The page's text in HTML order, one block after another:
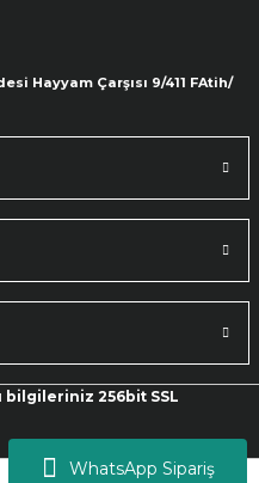
WhatsApp Sipariş
Hayyam Çarşısı 9/411 FAtih/
bilgileriniz 256bit SSL